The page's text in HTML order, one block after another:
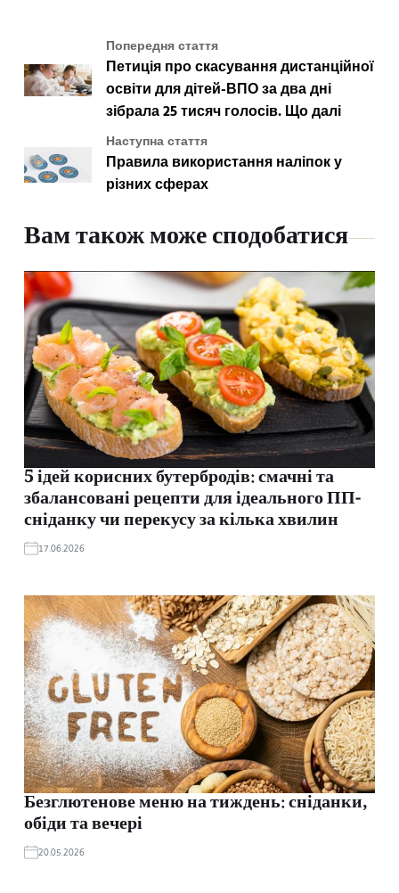
Попередня стаття
Петиція про скасування дистанційної
освіти для дітей-ВПО за два дні
зібрала 25 тисяч голосів. Що далі
Наступна стаття
Правила використання наліпок у
різних сферах
Вам також може сподобатися
5 ідей корисних бутербродів: смачні та
збалансовані рецепти для ідеального ПП-
сніданку чи перекусу за кілька хвилин
17.06.2026
Безглютенове меню на тиждень: сніданки,
обіди та вечері
20.05.2026